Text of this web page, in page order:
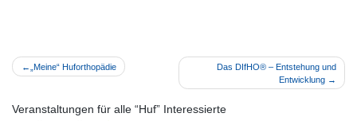
Beitragsnavigation
„Meine“ Huforthopädie
Das DIfHO® – Entstehung und
Entwicklung
Veranstaltungen für alle “Huf” Interessierte